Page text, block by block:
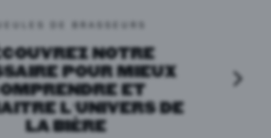
NOTRE
POUR MIEUX
ET
L’UNIVERS DE
LA BIÈRE